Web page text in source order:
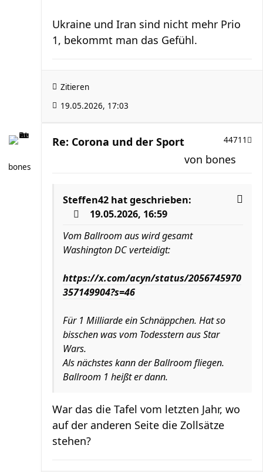
Ukraine und Iran sind nicht mehr Prio
1, bekommt man das Gefühl.
Zitieren
19.05.2026, 17:03
bones
Re: Corona und der Sport 44711
von bones
Steffen42 hat geschrieben:
19.05.2026, 16:59
Vom Ballroom aus wird gesamt
Washington DC verteidigt:
https://x.com/acyn/status/2056745970
357149904?s=46
Für 1 Milliarde ein Schnäppchen. Hat so
bisschen was vom Todesstern aus Star
Wars.
Als nächstes kann der Ballroom fliegen.
Ballroom 1 heißt er dann.
War das die Tafel vom letzten Jahr, wo
auf der anderen Seite die Zollsätze
stehen?